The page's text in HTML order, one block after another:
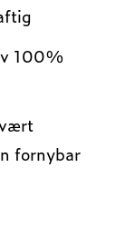
100%
fornybar